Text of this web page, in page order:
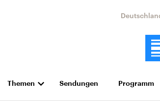
Themen Sendungen Programm